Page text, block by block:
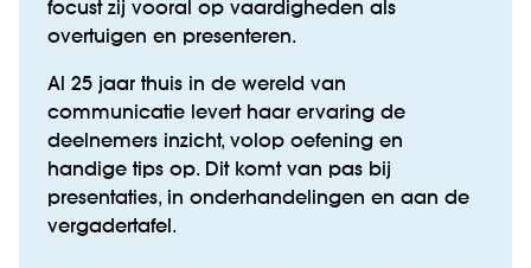
focust zij vooral op vaardigheden als
overtuigen en presenteren.
Al 25 jaar thuis in de wereld van
communicatie levert haar ervaring de
deelnemers inzicht, volop oefening en
handige tips op. Dit komt van pas bij
presentaties, in onderhandelingen en aan de
vergadertafel.